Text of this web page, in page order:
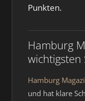
Punkten.
Hamburg
wichtigsten
Hamburg
und hat klare